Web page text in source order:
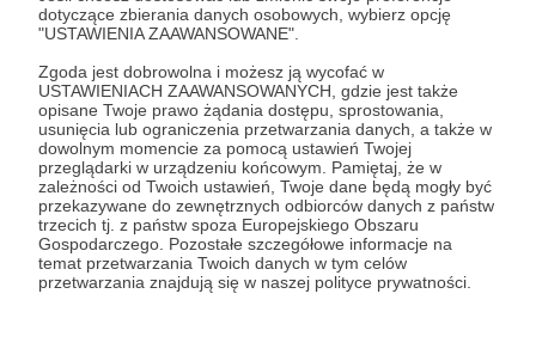
dotyczące zbierania danych osobowych, wybierz opcję
"USTAWIENIA ZAAWANSOWANE".
Zgoda jest dobrowolna i możesz ją wycofać w
USTAWIENIACH ZAAWANSOWANYCH, gdzie jest także
opisane Twoje prawo żądania dostępu, sprostowania,
usunięcia lub ograniczenia przetwarzania danych, a także w
dowolnym momencie za pomocą ustawień Twojej
przeglądarki w urządzeniu końcowym. Pamiętaj, że w
zależności od Twoich ustawień, Twoje dane będą mogły być
przekazywane do zewnętrznych odbiorców danych z państw
trzecich tj. z państw spoza Europejskiego Obszaru
Gospodarczego. Pozostałe szczegółowe informacje na
temat przetwarzania Twoich danych w tym celów
przetwarzania znajdują się w naszej polityce prywatności.
* Zapoznałem się i akceptujęRegulaminserwisu oraz
* Wyrażam zgodę na przetwarzanie moich danych
osobowych podanych w formularzu rejestracyjnym w celu
prawidłowego świadczenia usług serwisu Patronite.
Wyrażam zgodę na otrzymywanie drogą elektroniczną
informacji handlowych - newslettera. Opcja ta może zostać
zmieniona w ustawieniach konta.